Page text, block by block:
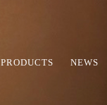
PRODUCTS NEWS